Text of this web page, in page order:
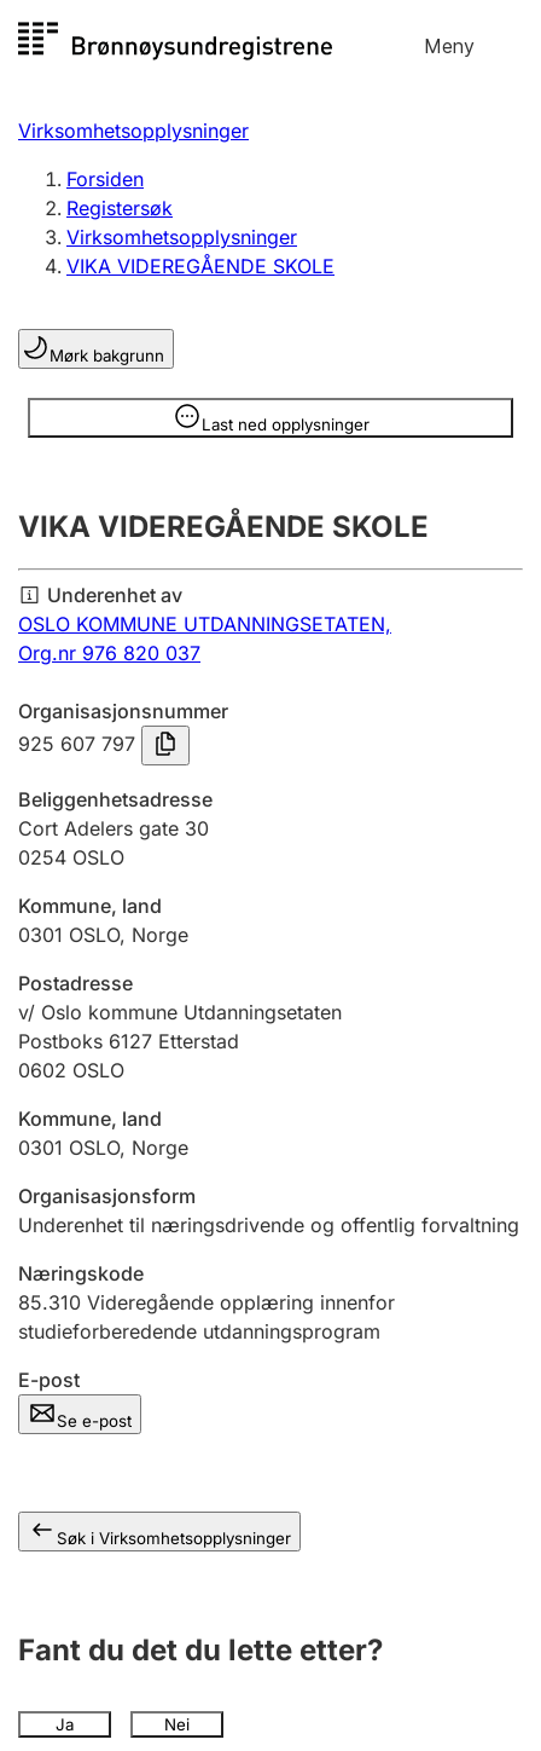
til
Meny
Registersøk
Aksjeselskap
Enkeltpersonforetak
Registrere, endre, slette
Lag og forening
Registrere, endre, slette
Årsregnskap
Innsending og forsinkelsesgebyr
Tinglysing
Jeger
Betaling og jegeravgiftskort
Ektepaktveileder
Offentlig sektor
Virksomhetsopplysninger
Forsiden
Registersøk
Virksomhetsopplysninger
VIKA VIDEREGÅENDE SKOLE
Mørk bakgrunn
Last ned opplysninger
Opplysninger er skjult
VIKA VIDEREGÅENDE SKOLE
Underenhet av
OSLO KOMMUNE UTDANNINGSETATEN,
Org.nr 976 820 037
Organisasjonsnummer
925 607 797
Beliggenhetsadresse
Cort Adelers gate 30
0254 OSLO
Kommune, land
0301 OSLO, Norge
Postadresse
v/ Oslo kommune Utdanningsetaten
Postboks 6127 Etterstad
0602 OSLO
Kommune, land
0301 OSLO, Norge
Organisasjonsform
Underenhet til næringsdrivende og offentlig forvaltning
Næringskode
85.310 Videregående opplæring innenfor
studieforberedende utdanningsprogram
E-post
Se e-post
Søk i Virksomhetsopplysninger
Fant du det du lette etter?
Ja Nei